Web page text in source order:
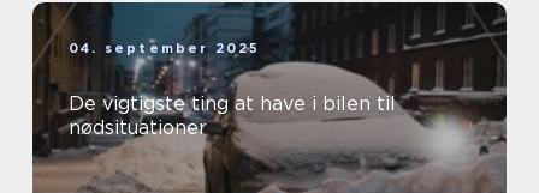
04. september 2025
De vigtigste ting at have i bilen til
nødsituationer